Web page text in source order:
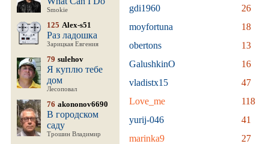
Smokie
125 Alex-s51
Раз ладошка
Зарицкая Евгения
79 sulehov
Я куплю тебе
дом
Лесоповал
76 akononov6690
В городском
саду
Трошин Владимир
gdi1960
26
moyfortuna
18
obertons
13
GalushkinO
16
vladistx15
47
Love_me
118
yurij-046
41
marinka9
27